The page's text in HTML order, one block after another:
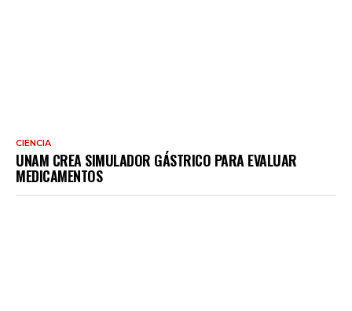
CIENCIA
UNAM CREA SIMULADOR GÁSTRICO PARA EVALUAR
MEDICAMENTOS